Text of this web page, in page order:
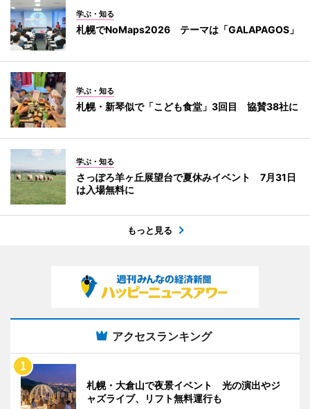
学ぶ・知る
札幌でNoMaps2026 テーマは「GALAPAGOS」
学ぶ・知る
札幌・新琴似で「こども食堂」3回目 協賛38社に
学ぶ・知る
さっぽろ羊ヶ丘展望台で夏休みイベント 7月31日
は入場無料に
もっと見る
アクセスランキング
札幌・大倉山で夜景イベント 光の演出やジ
ャズライブ、リフト無料運行も